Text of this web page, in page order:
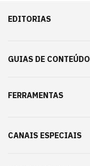
EDITORIAS
GUIAS DE CONTEÚDO
FERRAMENTAS
CANAIS ESPECIAIS